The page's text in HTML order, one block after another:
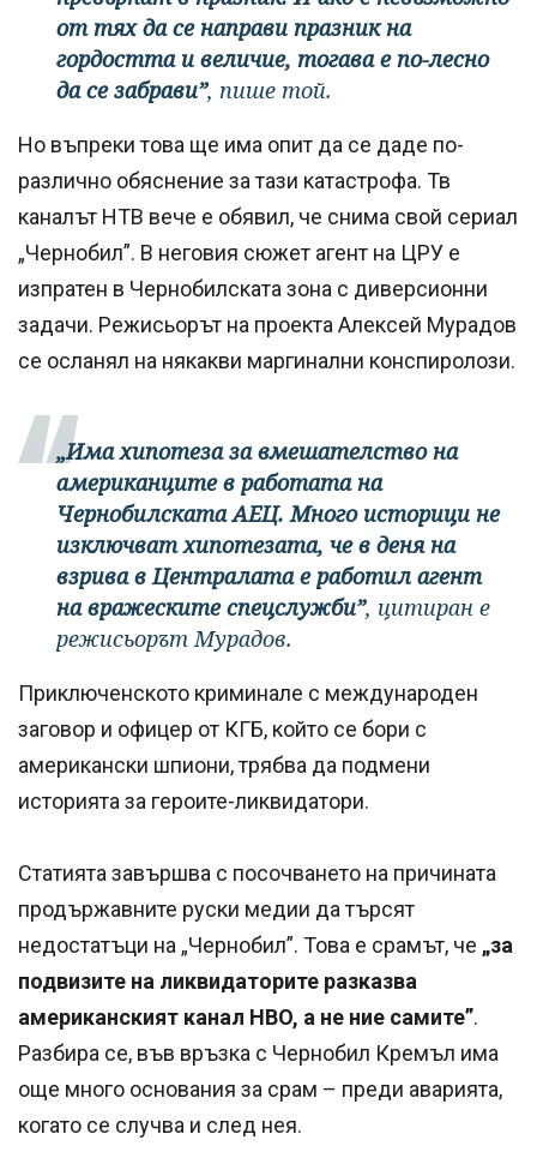
от тях да се направи празник на
гордостта и величие, тогава е по-лесно
да се забрави”, пише той.
Но въпреки това ще има опит да се даде по-
различно обяснение за тази катастрофа. Тв
каналът НТВ вече е обявил, че снима свой сериал
„Чернобил”. В неговия сюжет агент на ЦРУ е
изпратен в Чернобилската зона с диверсионни
задачи. Режисьорът на проекта Алексей Мурадов
се осланял на някакви маргинални конспиролози.
„Има хипотеза за вмешателство на
американците в работата на
Чернобилската АЕЦ. Много историци не
изключват хипотезата, че в деня на
взрива в Централата е работил агент
на вражеските спецслужби”, цитиран е
режисьорът Мурадов.
Приключенското криминале с международен
заговор и офицер от КГБ, който се бори с
американски шпиони, трябва да подмени
историята за героите-ликвидатори.
Статията завършва с посочването на причината
продържавните руски медии да търсят
недостатъци на „Чернобил”. Това е срамът, че „за
подвизите на ликвидаторите разказва
американският канал HBO, а не ние самите”.
Разбира се, във връзка с Чернобил Кремъл има
още много основания за срам – преди аварията,
когато се случва и след нея.